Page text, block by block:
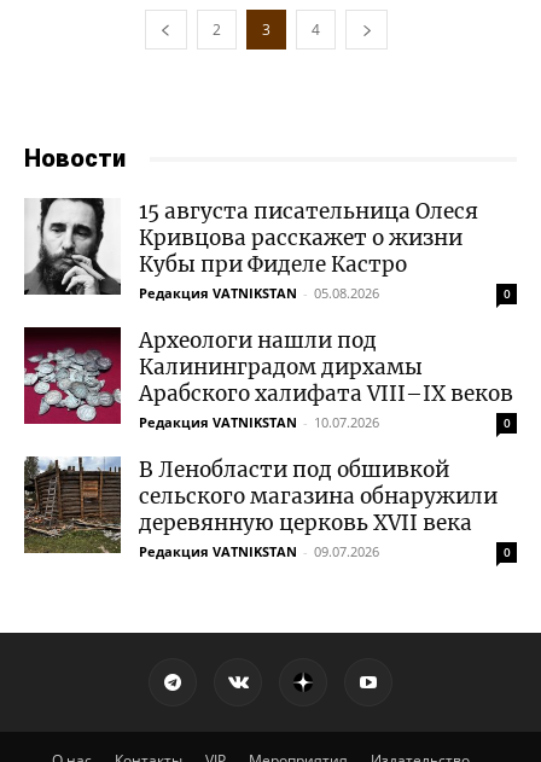
2 3 4
Новости
15 августа писательница Олеся
Кривцова расскажет о жизни
Кубы при Фиделе Кастро
Редакция VATNIKSTAN - 05.08.2026 0
Археологи нашли под
Калининградом дирхамы
Арабского халифата VIII–IX веков
Редакция VATNIKSTAN - 10.07.2026 0
В Ленобласти под обшивкой
сельского магазина обнаружили
деревянную церковь XVII века
Редакция VATNIKSTAN - 09.07.2026 0